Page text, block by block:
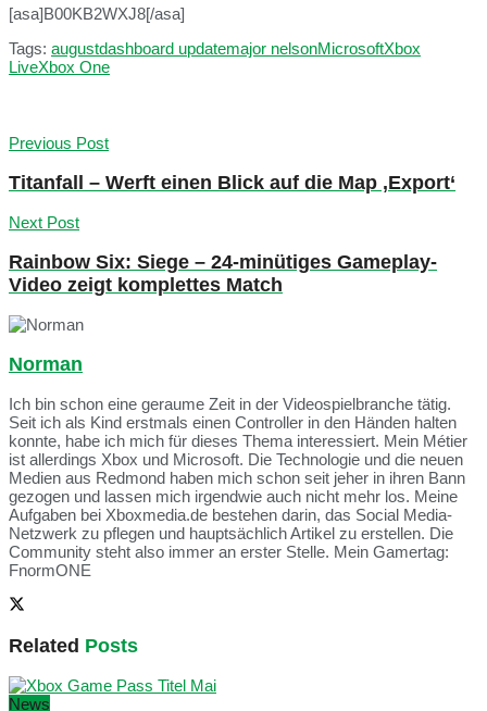
[asa]B00KB2WXJ8[/asa]
Tags: augustdashboard updatemajor nelsonMicrosoftXbox
LiveXbox One
Previous Post
Titanfall – Werft einen Blick auf die Map ‚Export‘
Next Post
Rainbow Six: Siege – 24-minütiges Gameplay-
Video zeigt komplettes Match
Norman
Ich bin schon eine geraume Zeit in der Videospielbranche tätig.
Seit ich als Kind erstmals einen Controller in den Händen halten
konnte, habe ich mich für dieses Thema interessiert. Mein Métier
ist allerdings Xbox und Microsoft. Die Technologie und die neuen
Medien aus Redmond haben mich schon seit jeher in ihren Bann
gezogen und lassen mich irgendwie auch nicht mehr los. Meine
Aufgaben bei Xboxmedia.de bestehen darin, das Social Media-
Netzwerk zu pflegen und hauptsächlich Artikel zu erstellen. Die
Community steht also immer an erster Stelle. Mein Gamertag:
FnormONE
Related Posts
News